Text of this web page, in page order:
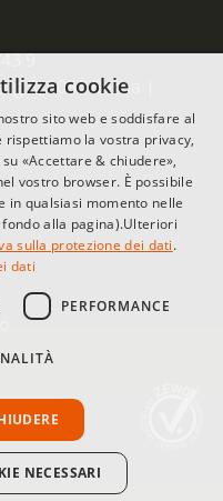
9
8, 3030 Berna |
cookie
sito web e soddisfare al
rispettiamo la vostra privacy,
«Accettare & chiudere»,
vostro browser. È possibile
in qualsiasi momento nelle
alla pagina).Ulteriori
sulla protezione dei dati.
dati
PERFORMANCE
NECESSARI